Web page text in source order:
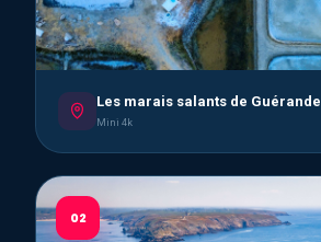
Les marais salants de Guérande
Mini 4k
02